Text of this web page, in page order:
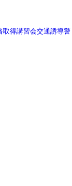
取得講習会交通誘導警